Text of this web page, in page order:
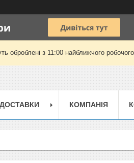
оброблені з 11:00 найближчого
КОМПАНІЯ